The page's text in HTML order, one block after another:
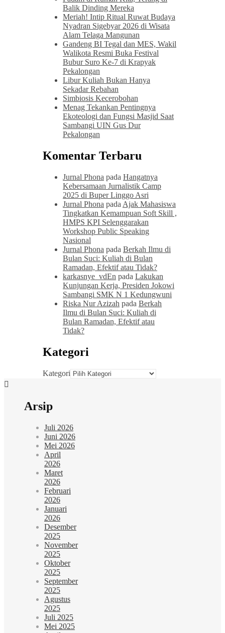
Balik Dinding Mereka
Meriah! Intip Ritual Ruwat Budaya
Nyadran Sigebyar 2026 di Wisata
Alam Telaga Mangunan
Gandeng BI Tegal dan MES, Wakil
Walikota Resmi Buka Festival
Bubur Suro Ke-7 di Krapyak
Pekalongan
Libur Kuliah Bukan Hanya
Sekadar Rebahan
Simbiosis Kecerobohan
Menag Tekankan Pentingnya
Ekoteologi dan Fungsi Masjid Saat
Sambangi UIN Gus Dur
Pekalongan
Komentar Terbaru
Jurnal Phona pada Hangatnya
Kebersamaan Jurnalistik Camp
2025 di Buper Linggo Asri
Jurnal Phona pada Ajak Mahasiswa
Tingkatkan Kemampuan Soft Skill ,
HMPS KPI Selenggarakan
Workshop Public Speaking
Nasional
Jurnal Phona pada Berkah Ilmu di
Bulan Suci: Kuliah di Bulan
Ramadan, Efektif atau Tidak?
karkasnye_vdEn pada Lakukan
Kunjungan Kerja, Presiden Jokowi
Sambangi SMK N 1 Kedungwuni
Riska Nur Azizah pada Berkah
Ilmu di Bulan Suci: Kuliah di
Bulan Ramadan, Efektif atau
Tidak?
Kategori
Kategori
Arsip
Juli 2026
Juni 2026
Mei 2026
April
2026
Maret
2026
Februari
2026
Januari
2026
Desember
2025
November
2025
Oktober
2025
September
2025
Agustus
2025
Juli 2025
Mei 2025